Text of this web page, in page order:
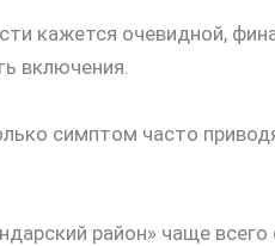
кажется очевидной,
включения.
симптом часто
район» чаще